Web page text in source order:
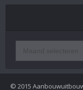
© 2015